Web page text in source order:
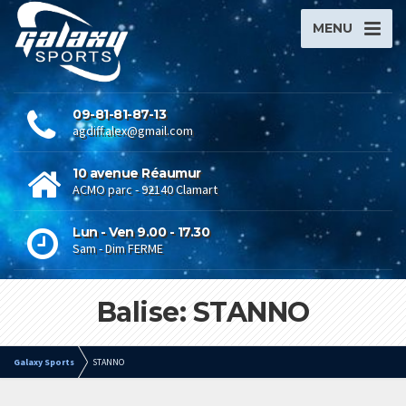
MENU
09-81-81-87-13
agdiff.alex@gmail.com
10 avenue Réaumur
ACMO parc - 92140 Clamart
Lun - Ven 9.00 - 17.30
Sam - Dim FERME
Balise: STANNO
Galaxy Sports STANNO